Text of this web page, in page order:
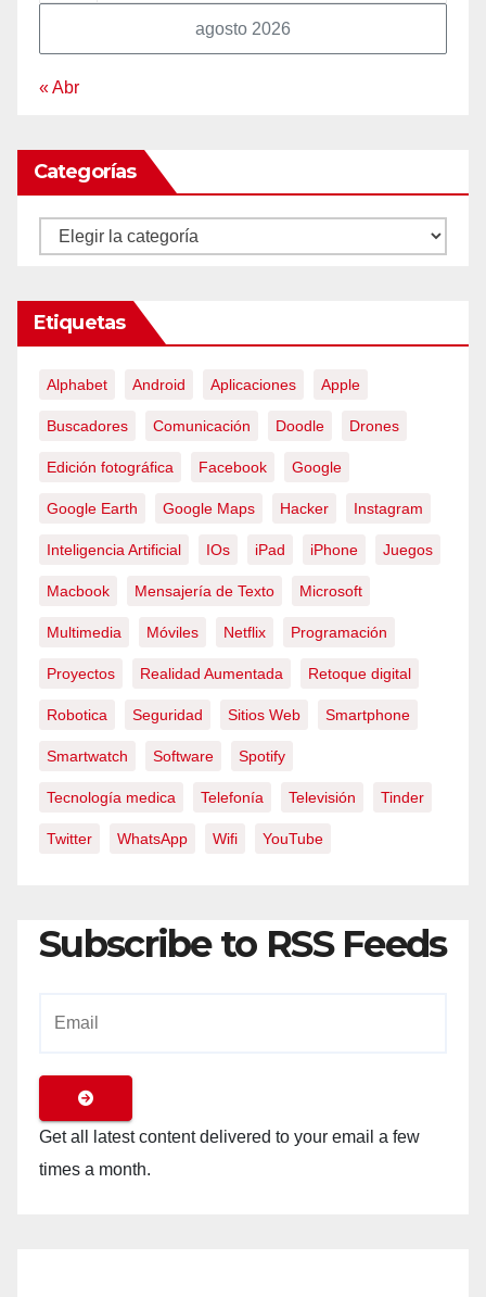
agosto 2026
« Abr
Categorías
Categorías
Etiquetas
Alphabet Android Aplicaciones Apple
Buscadores Comunicación Doodle Drones
Edición fotográfica Facebook Google
Google Earth Google Maps Hacker Instagram
Inteligencia Artificial IOs iPad iPhone Juegos
Macbook Mensajería de Texto Microsoft
Multimedia Móviles Netflix Programación
Proyectos Realidad Aumentada Retoque digital
Robotica Seguridad Sitios Web Smartphone
Smartwatch Software Spotify
Tecnología medica Telefonía Televisión Tinder
Twitter WhatsApp Wifi YouTube
Subscribe to RSS Feeds
Get all latest content delivered to your email a few
times a month.